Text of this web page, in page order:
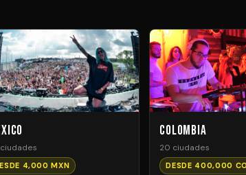
4,000 MXN
Colombia
20 ciudades
DESDE 400,000